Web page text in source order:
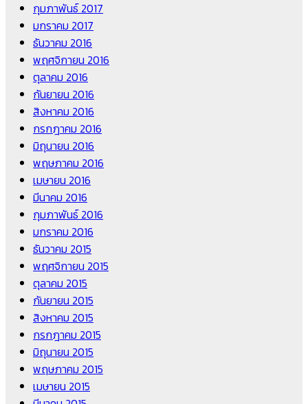
กุมภาพันธ์ 2017
มกราคม 2017
ธันวาคม 2016
พฤศจิกายน 2016
ตุลาคม 2016
กันยายน 2016
สิงหาคม 2016
กรกฎาคม 2016
มิถุนายน 2016
พฤษภาคม 2016
เมษายน 2016
มีนาคม 2016
กุมภาพันธ์ 2016
มกราคม 2016
ธันวาคม 2015
พฤศจิกายน 2015
ตุลาคม 2015
กันยายน 2015
สิงหาคม 2015
กรกฎาคม 2015
มิถุนายน 2015
พฤษภาคม 2015
เมษายน 2015